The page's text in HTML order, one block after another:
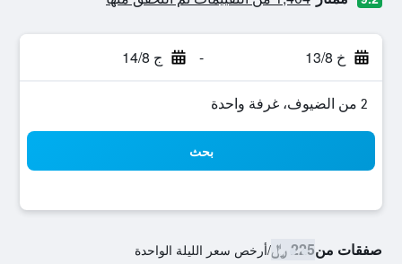
خ 13/8 - ج 14/8
2 من الضيوف، غرفة واحدة
بحث
صفقات من225 ﷼ /أرخص سعر الليلة الواحدة